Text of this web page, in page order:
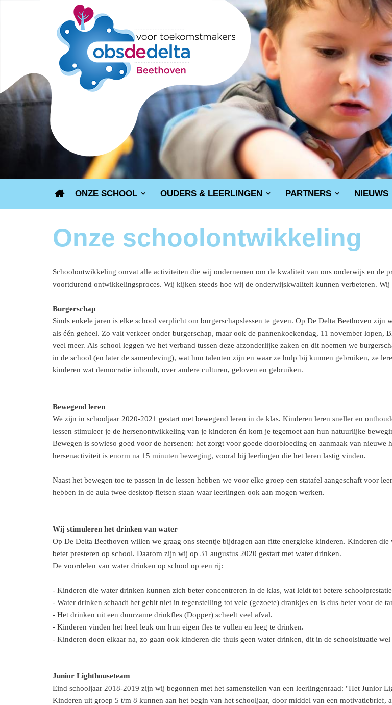
ONZE SCHOOL OUDERS & LEERLINGEN PARTNERS NIEUWS
Onze schoolontwikkeling
Schoolontwikkeling omvat alle activiteiten die wij ondernemen om de kwaliteit van ons onderwijs en de
voortdurend ontwikkelingsproces. Wij kijken steeds hoe wij de onderwijskwaliteit kunnen verbeteren.
Burgerschap
Sinds enkele jaren is elke school verplicht om burgerschapslessen te geven. Op De Delta Beethoven
als één geheel. Zo valt verkeer onder burgerschap, maar ook de pannenkoekendag, 11 november
veel meer. Als school leggen we het verband tussen deze afzonderlijke zaken en dit noemen we
in de school (en later de samenleving), wat hun talenten zijn en waar ze hulp bij kunnen gebruiken, ze
kinderen wat democratie inhoudt, over andere culturen, geloven en gebruiken.
Bewegend leren
We zijn in schooljaar 2020-2021 gestart met bewegend leren in de klas. Kinderen leren sneller en
lessen stimuleer je de hersenontwikkeling van je kinderen én kom je tegemoet aan hun natuurlijke
Bewegen is sowieso goed voor de hersenen: het zorgt voor goede doorbloeding en aanmaak van
hersenactiviteit is enorm na 15 minuten beweging, vooral bij leerlingen die het leren lastig vinden.
Naast het bewegen toe te passen in de lessen hebben we voor elke groep een statafel aangeschaft voor
hebben in de aula twee desktop fietsen staan waar leerlingen ook aan mogen werken.
Wij stimuleren het drinken van water
Op De Delta Beethoven willen we graag ons steentje bijdragen aan fitte energieke kinderen. Kinderen
beter presteren op school. Daarom zijn wij op 31 augustus 2020 gestart met water drinken.
De voordelen van water drinken op school op een rij:
- Kinderen die water drinken kunnen zich beter concentreren in de klas, wat leidt tot betere
- Water drinken schaadt het gebit niet in tegenstelling tot vele (gezoete) drankjes en is dus beter voor de
- Het drinken uit een duurzame drinkfles (Dopper) scheelt veel afval.
- Kinderen vinden het heel leuk om hun eigen fles te vullen en leeg te drinken.
- Kinderen doen elkaar na, zo gaan ook kinderen die thuis geen water drinken, dit in de schoolsituatie wel
Junior Lighthouseteam
Eind schooljaar 2018-2019 zijn wij begonnen met het samenstellen van een leerlingenraad: "Het Junior
Kinderen uit groep 5 t/m 8 kunnen aan het begin van het schooljaar, door middel van een motivatiebrief,